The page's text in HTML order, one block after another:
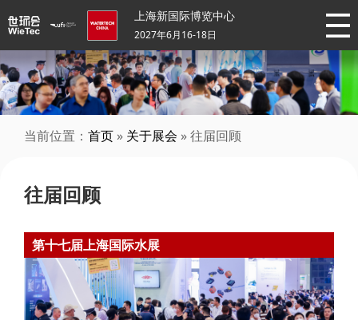
上海新国际博览中心
2027年6月16-18日
当前位置： 首页 » 关于展会 » 往届回顾
往届回顾
第十七届上海国际水展